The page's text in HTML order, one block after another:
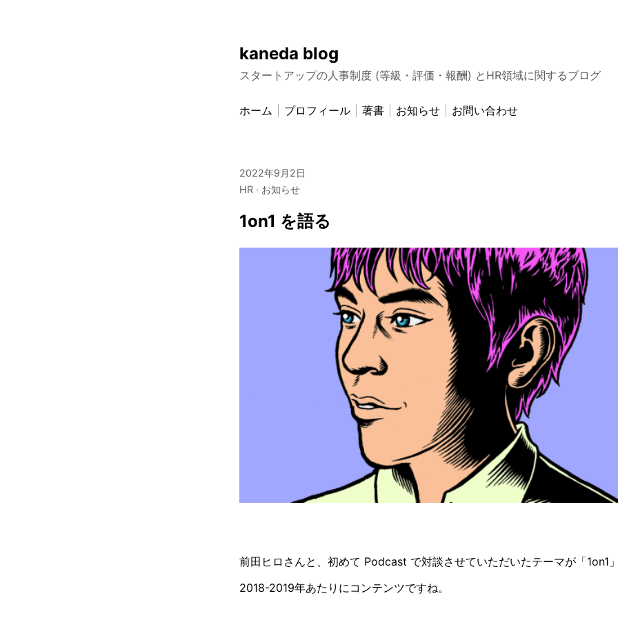
kaneda blog
スタートアップの人事制度 (等級・評価・報酬) とHR領域に関するブログ
ホーム プロフィール 著書 お知らせ お問い合わせ
2022年9月2日
HR
お知らせ
1on1 を語る
前田ヒロさんと、初めて Podcast で対談させていただいたテーマが「1on1
2018-2019年あたりにコンテンツですね。